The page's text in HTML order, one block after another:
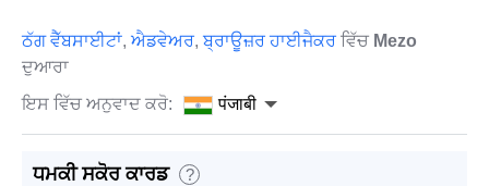
ਠੱਗ ਵੈੱਬਸਾਈਟਾਂ, ਐਡਵੇਅਰ,ਬ੍ਰਾਊਜ਼ਰ ਹਾਈਜੈਕਰ ਵਿੱਚ Mezo
ਦੁਆਰਾ
ਇਸ ਵਿੱਚ ਅਨੁਵਾਦ ਕਰੋ:
पंजाबी
ਧਮਕੀ ਸਕੋਰ ਕਾਰਡ ?